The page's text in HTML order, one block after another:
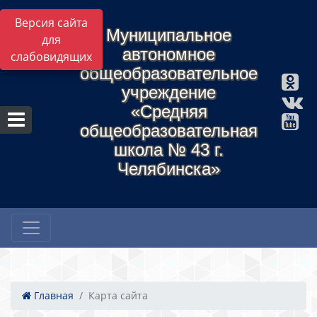
Версия сайта
для
слабовидящих
Муниципальное
автономное
общеобразовательное
учреждение
«Средняя
общеобразовательная
школа № 43 г.
Челябинска»
Главная Карта сайта